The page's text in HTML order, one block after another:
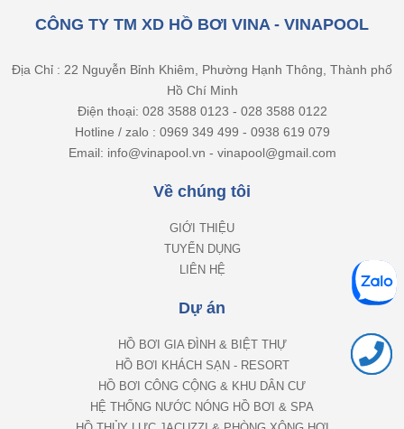
CÔNG TY TM XD HỒ BƠI VINA - VINAPOOL
Địa Chỉ : 22 Nguyễn Bỉnh Khiêm, Phường Hạnh Thông, Thành phố
Hồ Chí Minh
Điện thoại: 028 3588 0123 - 028 3588 0122
Hotline / zalo : 0969 349 499 - 0938 619 079
Email: info@vinapool.vn - vinapool@gmail.com
Về chúng tôi
GIỚI THIỆU
TUYỂN DỤNG
LIÊN HỆ
Dự án
HỒ BƠI GIA ĐÌNH & BIỆT THỰ
HỒ BƠI KHÁCH SẠN - RESORT
HỒ BƠI CÔNG CỘNG & KHU DÂN CƯ
HỆ THỐNG NƯỚC NÓNG HỒ BƠI & SPA